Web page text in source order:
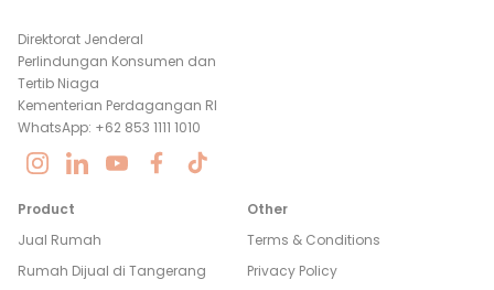
Direktorat Jenderal
Perlindungan Konsumen dan
Tertib Niaga
Kementerian Perdagangan RI
WhatsApp: +62 853 1111 1010
Product
Jual Rumah
Rumah Dijual di Tangerang
Other
Terms & Conditions
Privacy Policy